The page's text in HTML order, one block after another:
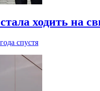
ходить на
спустя